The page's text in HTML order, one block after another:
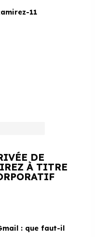
DE
À TITRE